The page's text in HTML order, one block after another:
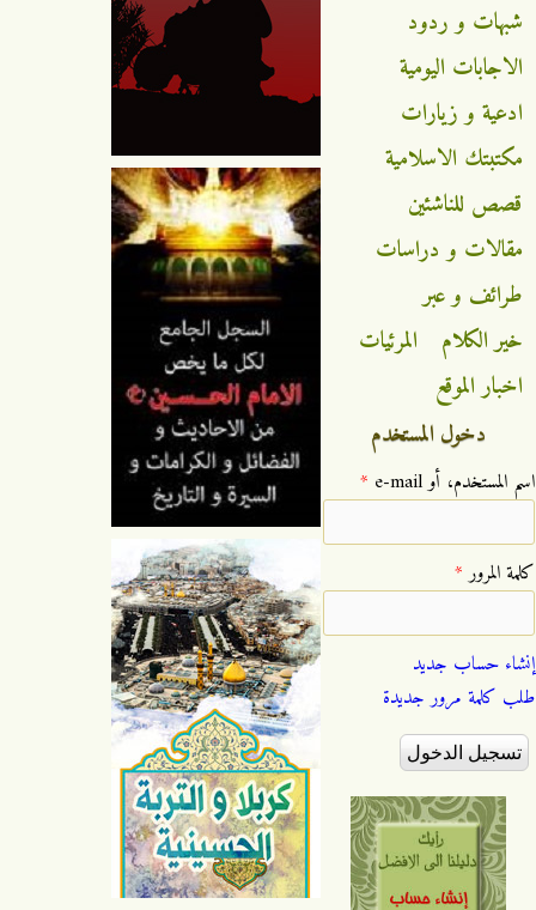
شبهات و ردود
الاجابات اليومية
ادعية و زيارات
مكتبتك الاسلامية
قصص للناشئين
مقالات و دراسات
طرائف و عبر
خير الكلام
المرئيات
اخبار الموقع
دخول المستخدم
‏اسم المستخدم، أو e-mail ‏ *
‏كلمة المرور ‏*
إنشاء حساب جديد
طلب كلمة مرور جديدة